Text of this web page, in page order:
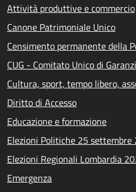
Attività produttive e commercio
Canone Patrimoniale Unico
Censimento permanente della
CUG - Comitato Unico di
Cultura, sport, tempo libero,
Diritto di Accesso
Educazione e formazione
Elezioni Politiche 25 settembre
Elezioni Regionali Lombardia
Emergenza